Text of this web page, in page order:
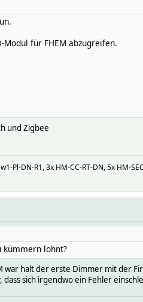
update:noArg name
für FHEM abzugreifen.
und Zigbee
Pl-DN-R1, 3x HM-CC-RT-DN, 5x HM-
kümmern lohnt?
war halt der erste Dimmer mit der
sich irgendwo ein Fehler